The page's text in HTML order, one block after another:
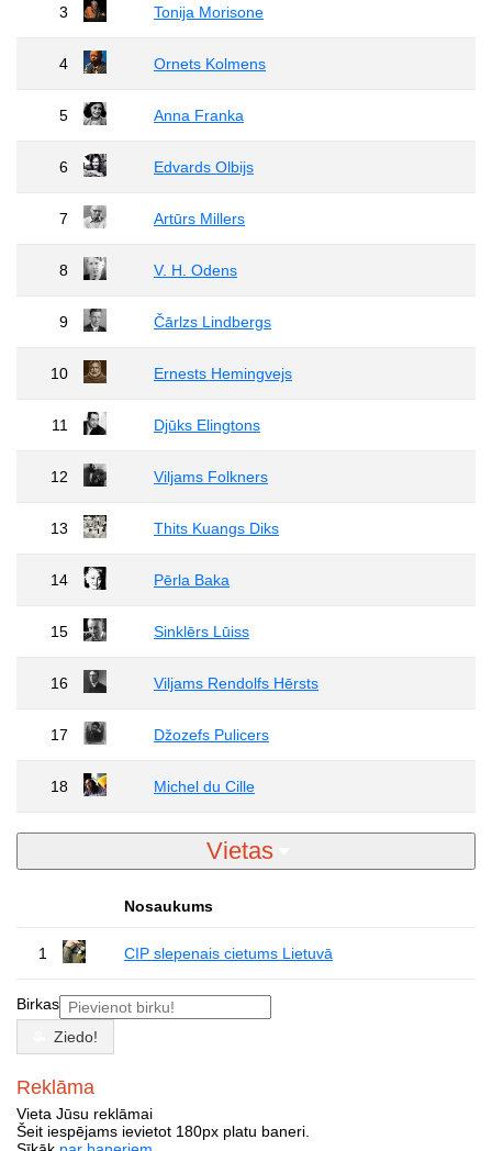
3 Tonija Morisone
4 Ornets Kolmens
5 Anna Franka
6 Edvards Olbijs
7 Artūrs Millers
8 V. H. Odens
9 Čārlzs Lindbergs
10 Ernests Hemingvejs
11 Djūks Elingtons
12 Viljams Folkners
13 Thits Kuangs Diks
14 Pērla Baka
15 Sinklērs Lūiss
16 Viljams Rendolfs Hērsts
17 Džozefs Pulicers
18 Michel du Cille
Vietas
Nosaukums
1 CIP slepenais cietums Lietuvā
Birkas
Ziedo!
Reklāma
Vieta Jūsu reklāmai
Šeit iespējams ievietot 180px platu baneri.